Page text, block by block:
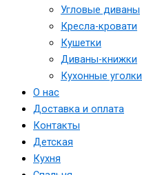
Угловые диваны
Кресла-кровати
Кушетки
Диваны-книжки
Кухонные уголки
О нас
Доставка и оплата
Контакты
Детская
Кухня